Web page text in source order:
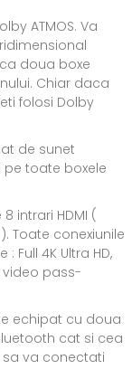
ATMOS. Va
doua boxe
Chiar daca
folosi Dolby
de sunet
toate boxele
intrari HDMI (
Toate conexiunile
Full 4K Ultra HD,
video pass-
echipat cu doua
cat si cea
sa va conectati